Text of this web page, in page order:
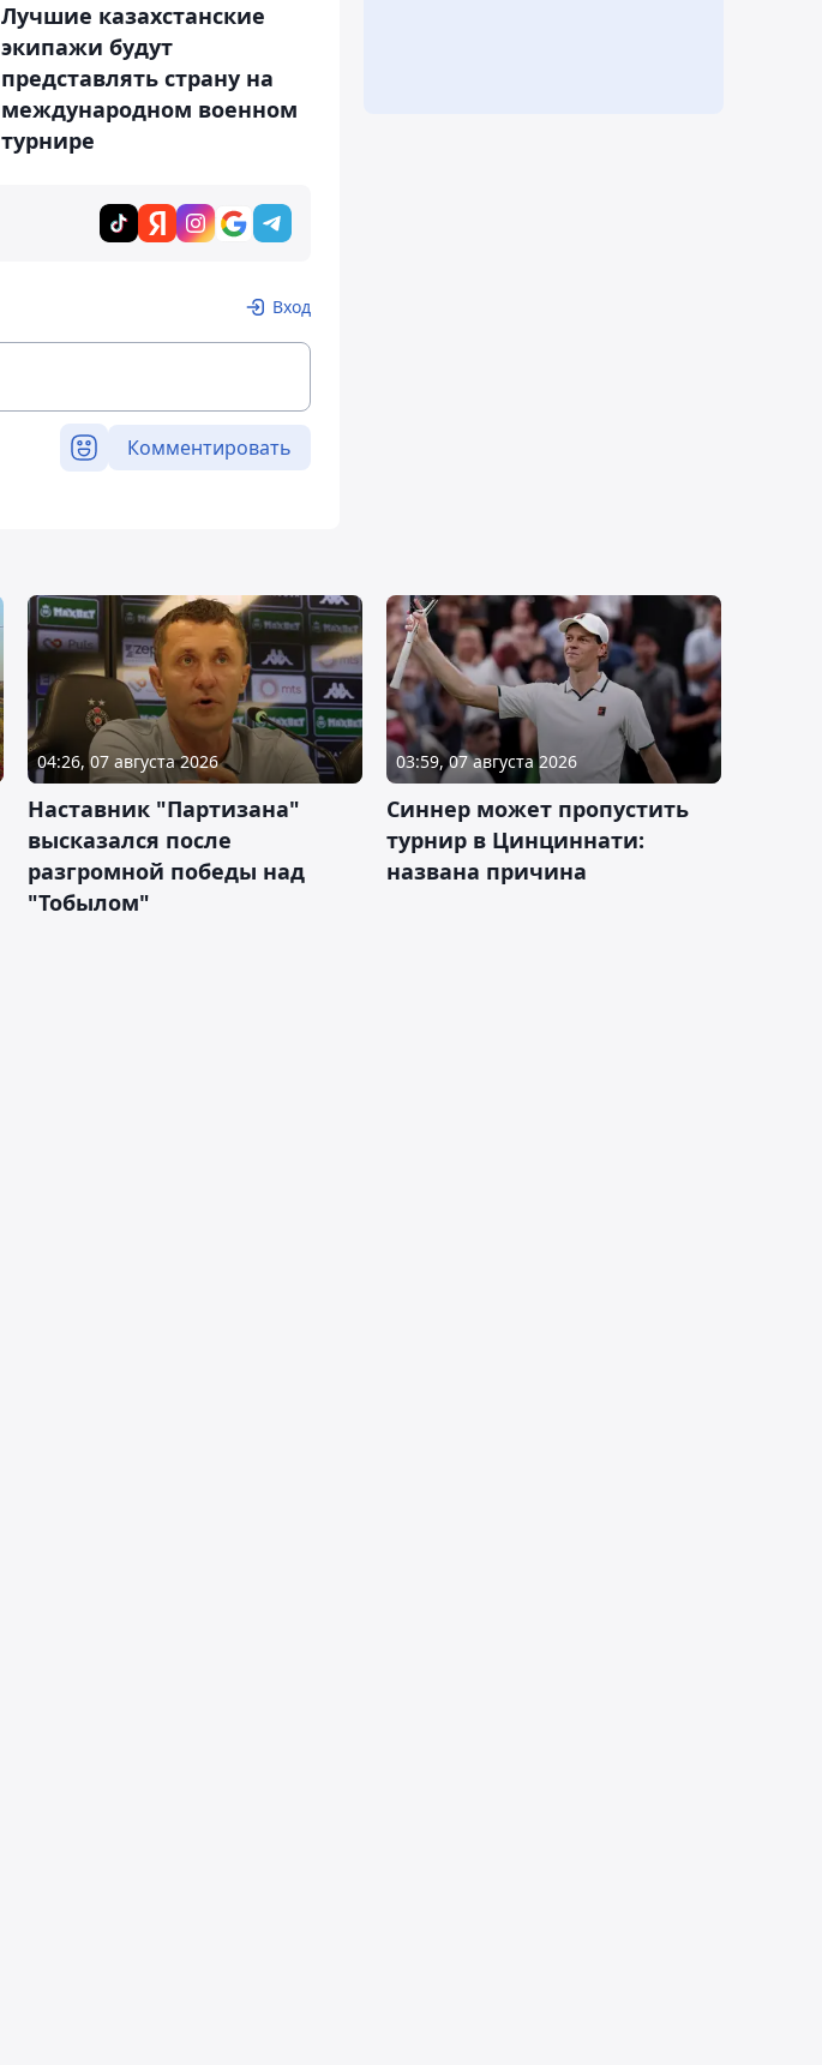
Лучшие казахстанские
экипажи будут
представлять страну на
международном военном
турнире
Вход
Комментировать
04:26, 07 августа 2026
Наставник "Партизана"
высказался после
разгромной победы над
"Тобылом"
03:59, 07 августа 2026
Синнер может пропустить
турнир в Цинциннати:
названа причина